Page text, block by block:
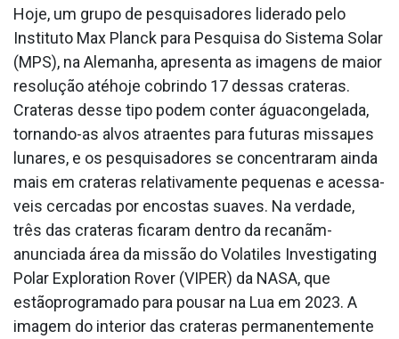
Hoje, um grupo de pesquisadores liderado pelo
Instituto Max Planck para Pesquisa do Sistema Solar
(MPS), na Alemanha, apresenta as imagens de maior
resolução atéhoje cobrindo 17 dessas crateras.
Crateras desse tipo podem conter águacongelada,
tornando-as alvos atraentes para futuras missaµes
lunares, e os pesquisadores se concentraram ainda
mais em crateras relativamente pequenas e acessa­
veis cercadas por encostas suaves. Na verdade,
três das crateras ficaram dentro da recanãm-
anunciada área da missão do Volatiles Investigating
Polar Exploration Rover (VIPER) da NASA, que
estãoprogramado para pousar na Lua em 2023. A
imagem do interior das crateras permanentemente